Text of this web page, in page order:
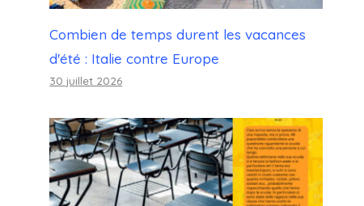
Combien de temps durent les vacances
d'été : Italie contre Europe
30 juillet 2026